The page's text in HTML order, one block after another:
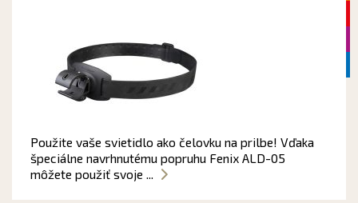
Použite vaše svietidlo ako čelovku na prilbe! Vďaka
špeciálne navrhnutému popruhu Fenix ALD-05
môžete použiť svoje ...